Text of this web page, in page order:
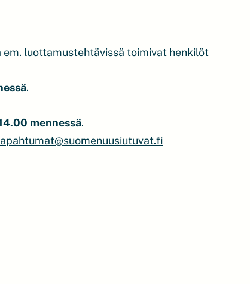
luottamustehtävissä toimivat henkilöt
.
mennessä.